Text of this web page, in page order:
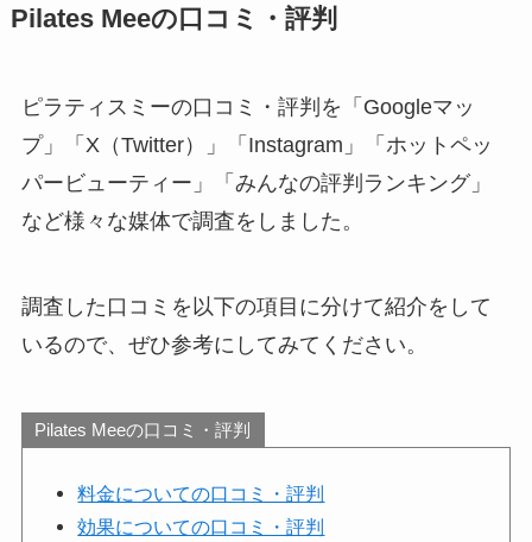
Pilates Meeの口コミ・評判
ピラティスミーの口コミ・評判を「Googleマッ
プ」「X（Twitter）」「Instagram」「ホットペッ
パービューティー」「みんなの評判ランキング」
など様々な媒体で調査をしました。
調査した口コミを以下の項目に分けて紹介をして
いるので、ぜひ参考にしてみてください。
Pilates Meeの口コミ・評判
料金についての口コミ・評判
効果についての口コミ・評判